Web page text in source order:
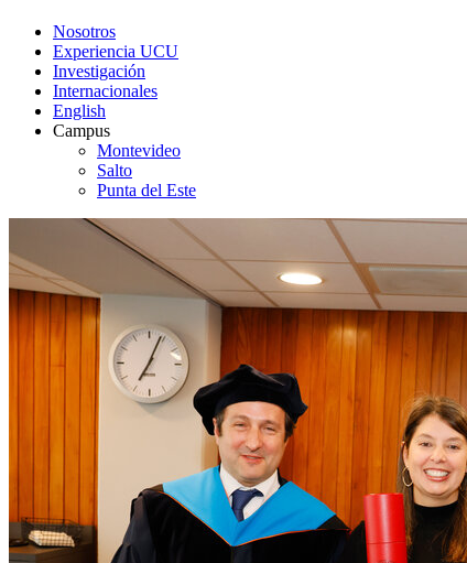
Nosotros
Experiencia UCU
Investigación
Internacionales
English
Campus
Montevideo
Salto
Punta del Este